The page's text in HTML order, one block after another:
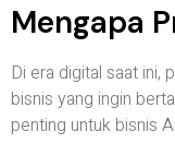
Mengapa
Di era digital saat ini,
bisnis yang ingin
penting untuk bisnis